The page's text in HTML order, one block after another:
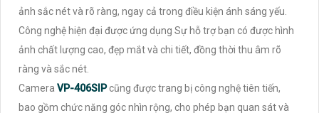
ảnh sắc nét và rõ ràng, ngay cả trong điều kiện ánh sáng yếu.
Công nghệ hiện đại được ứng dụng Sự hỗ trợ bạn có được hình
ảnh chất lượng cao, đẹp mắt và chi tiết, đồng thời thu âm rõ
ràng và sắc nét.
Camera VP-406SIPcũng được trang bị công nghệ tiên tiến,
bao gồm chức năng góc nhìn rộng, cho phép bạn quan sát và